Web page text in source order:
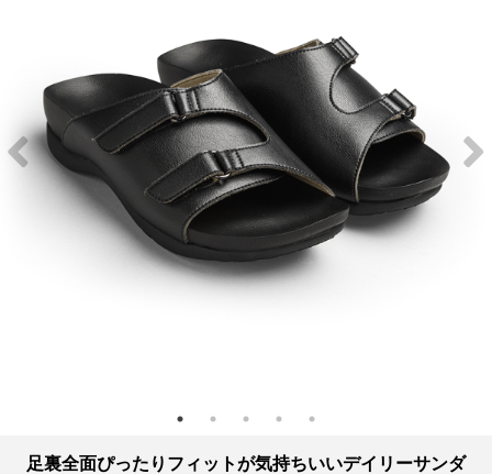
足裏全面ぴったりフィットが気持ちいいデイリーサンダ